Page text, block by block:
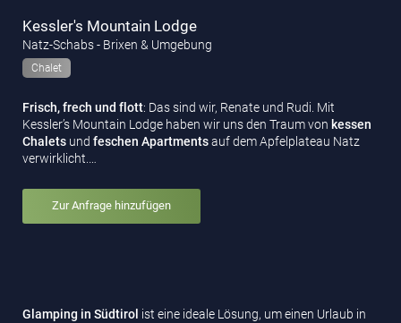
Kessler's Mountain Lodge
Natz-Schabs - Brixen & Umgebung
Chalet
Frisch, frech und flott: Das sind wir, Renate und Rudi. Mit
Kessler’s Mountain Lodge haben wir uns den Traum von kessen
Chalets und feschen Apartmentsauf dem Apfelplateau Natz
verwirklicht.…
Zur Anfrage hinzufügen
Glamping in Südtirol ist eine ideale Lösung, um einen Urlaub in